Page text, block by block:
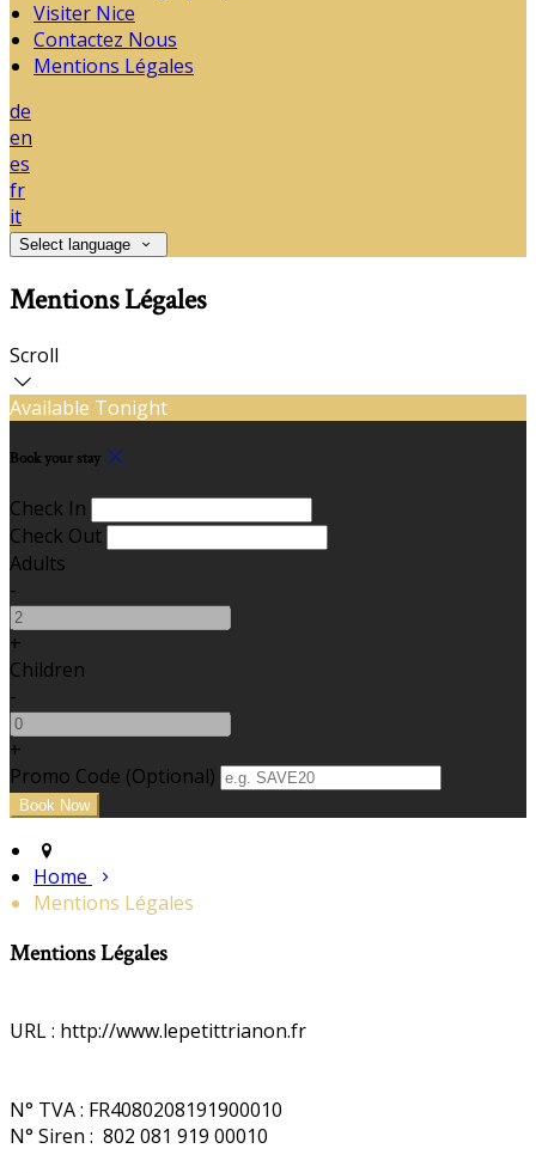
Visiter Nice
Contactez Nous
Mentions Légales
de
en
es
fr
it
Select language
Mentions Légales
Scroll
Available Tonight
Book your stay
Check In
Check Out
Adults
-
+
Children
-
+
Promo Code (Optional)
Home
Mentions Légales
Mentions Légales
URL : http://www.lepetittrianon.fr
N° TVA : FR4080208191900010
N° Siren : 802 081 919 00010